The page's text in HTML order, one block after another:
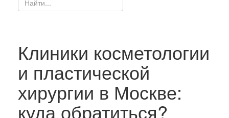
Клиники косметологии
и пластической
хирургии в Москве:
куда обратиться?